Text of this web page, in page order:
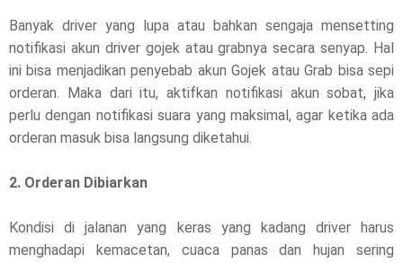
Banyak driver yang lupa atau bahkan sengaja mensetting
notifikasi akun driver gojek atau grabnya secara senyap. Hal
ini bisa menjadikan penyebab akun Gojek atau Grab bisa sepi
orderan. Maka dari itu, aktifkan notifikasi akun sobat, jika
perlu dengan notifikasi suara yang maksimal, agar ketika ada
orderan masuk bisa langsung diketahui.
2. Orderan Dibiarkan
Kondisi di jalanan yang keras yang kadang driver harus
menghadapi kemacetan, cuaca panas dan hujan sering